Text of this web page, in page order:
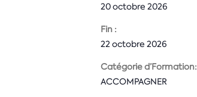
20 octobre 2026
Fin :
22 octobre 2026
Catégorie d’Formation:
ACCOMPAGNER